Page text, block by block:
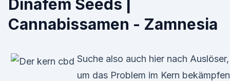
Dinafem Seeds |
Cannabissamen - Zamnesia
Suche also auch hier nach Auslöser,
um das Problem im Kern bekämpfen